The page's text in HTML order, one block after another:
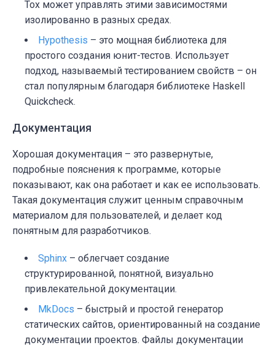
Tox может управлять этими зависимостями
изолированно в разных средах.
Hypothesis – это мощная библиотека для
простого создания юнит-тестов. Использует
подход, называемый тестированием свойств – он
стал популярным благодаря библиотеке Haskell
Quickcheck.
Документация
Хорошая документация – это развернутые,
подробные пояснения к программе, которые
показывают, как она работает и как ее использовать.
Такая документация служит ценным справочным
материалом для пользователей, и делает код
понятным для разработчиков.
Sphinx – облегчает создание
структурированной, понятной, визуально
привлекательной документации.
MkDocs – быстрый и простой генератор
статических сайтов, ориентированный на создание
документации проектов. Файлы документации